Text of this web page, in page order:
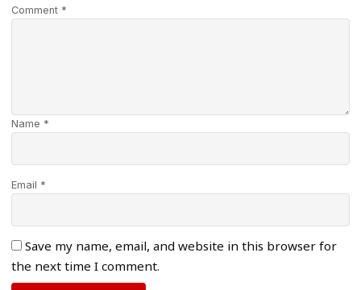
Comment *
Name *
Email *
Save my name, email, and website in this browser for
the next time I comment.